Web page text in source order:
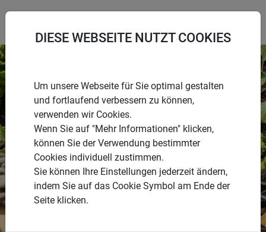
AUS ABFALL WIRD
WERTVOLLE ERDE
KOMPOSTIEREN
DIESE WEBSEITE NUTZT COOKIES
Um unsere Webseite für Sie optimal gestalten
und fortlaufend verbessern zu können,
verwenden wir Cookies.
Wenn Sie auf "Mehr Informationen" klicken,
können Sie der Verwendung bestimmter
Cookies individuell zustimmen.
Sie können Ihre Einstellungen jederzeit ändern,
indem Sie auf das Cookie Symbol am Ende der
Seite klicken.